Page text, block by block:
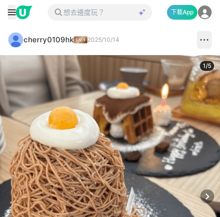
下載App
cherry0109hk 2025/10/14
1/5